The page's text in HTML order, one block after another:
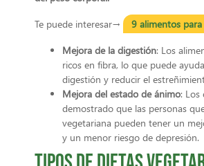
Te puede interesar→ 9 alimentos para
Mejora de la digestión: Los
ricos en fibra, lo que puede
digestión y reducir el
Mejora del estado de ánimo: Los
demostrado que las personas
vegetariana pueden tener un
y un menor riesgo de depresión.